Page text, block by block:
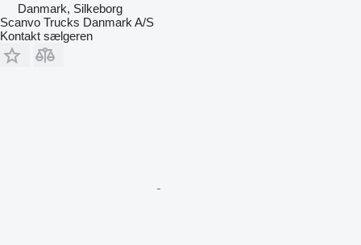
Danmark, Silkeborg
Scanvo Trucks Danmark A/S
Kontakt sælgeren